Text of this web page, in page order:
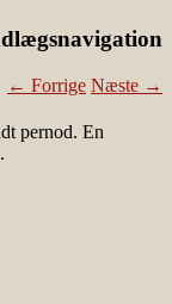
← Forrige Næste →
pernod. En